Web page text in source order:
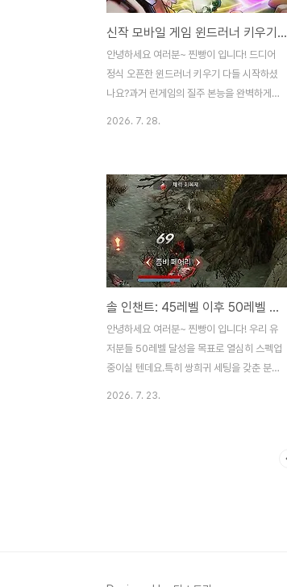
다면이제는 중후반으로 갈수록 진짜 공허의
여제다운 존재감을 보여주는 방향으로 바뀌
었습니다. 특히 중첩을 충분히 쌓으면 궁극기
형태를 오래 유지할 수 있도록변경된 점은 벨
베스를 즐겨하시는 분들이라면 한 ..
신작 모바일 게임 윈드러너 키우기 쿠폰모음
안녕하세요 여러분~ 찐빵이 입니다! 드디어
정식 오픈한 윈드러너 키우기 다들 시작하셨
나요?과거 런게임의 질주 본능을 완벽하게
자동으로 쌓이는 오프라인 보상 덕분에 레벨
업 스트레스가 거의 없습니다. 몬스터를 때릴
때마다 쏟아지는 전리품과 골드를 보면 저절
로 입꼬리가 올라가더라구요!또 보스전이나
던전, PVP 아레나까지 콘텐츠의 깊이도 꽤
탄탄했습니다. 단순히 방치만 하는 게 아니라
전략적인 덱 구성과 수집 요소가 결합되어 있
어 꽤 흥미롭게 지켜보고 있답니다. 특히 눈
여겨볼 부분은 탑승 시스템입니다. 이동 수단
을 넘어 전투 효율을 ..
2026. 7. 28.
솔 인챈트: 45레벨 이후 50레벨 사냥터 선택 가이드
안녕하세요 여러분~ 찐빵이 입니다! 우리 유
저분들 50레벨 달성을 목표로 열심히 스펙업
중이실 텐데요.특히 쌍희귀 세팅을 갖춘 분들
2026. 7. 23.